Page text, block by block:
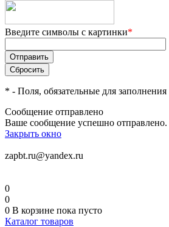
Введите символы с картинки*
* - Поля, обязательные для заполнения
Сообщение отправлено
Ваше сообщение успешно
Закрыть окно
zapbt.ru@yandex.ru
0
0
0 В корзине пока пусто
Каталог товаров